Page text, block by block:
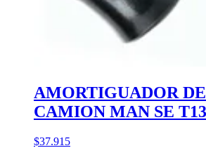
AMORTIGUADOR
CAMION MAN SE
$37.915